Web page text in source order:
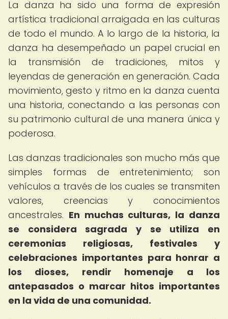
La danza ha sido una forma de expresión
artística tradicional arraigada en las culturas
de todo el mundo. A lo largo de la historia, la
danza ha desempeñado un papel crucial en
la transmisión de tradiciones, mitos y
leyendas de generación en generación. Cada
movimiento, gesto y ritmo en la danza cuenta
una historia, conectando a las personas con
su patrimonio cultural de una manera única y
poderosa.
Las danzas tradicionales son mucho más que
simples formas de entretenimiento; son
vehículos a través de los cuales se transmiten
valores, creencias y conocimientos
ancestrales. En muchas culturas, la danza
se considera sagrada y se utiliza en
ceremonias religiosas, festivales y
celebraciones importantes para honrar a
los dioses, rendir homenaje a los
antepasados o marcar hitos importantes
en la vida de una comunidad.